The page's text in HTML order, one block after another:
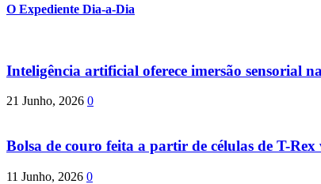
O Expediente Dia-a-Dia
Inteligência artificial oferece imersão sensorial
21 Junho, 2026 0
Bolsa de couro feita a partir de células de T-Rex
11 Junho, 2026 0